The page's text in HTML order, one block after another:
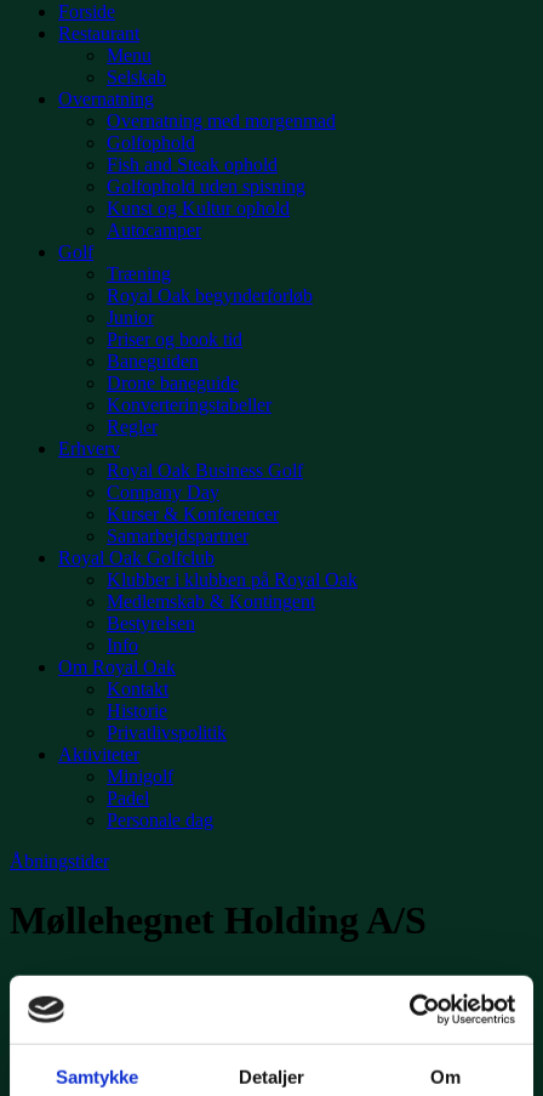
Samtykke Detaljer Om
Forside
Restaurant
Menu
Selskab
Overnatning
Overnatning med morgenmad
Golfophold
Fish and Steak ophold
Golfophold uden spisning
Kunst og Kultur ophold
Autocamper
Golf
Træning
Royal Oak begynderforløb
Junior
Priser og book tid
Baneguiden
Drone baneguide
Konverteringstabeller
Regler
Erhverv
Royal Oak Business Golf
Company Day
Kurser & Konferencer
Samarbejdspartner
Royal Oak Golfclub
Klubber i klubben på Royal Oak
Medlemskab & Kontingent
Bestyrelsen
Info
Om Royal Oak
Kontakt
Historie
Privatlivspolitik
Aktiviteter
Minigolf
Padel
Personale dag
Åbningstider
Møllehegnet Holding A/S
Royal Oak
6630 Rødding